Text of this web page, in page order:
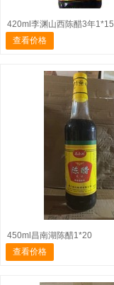
420ml李渊山西陈醋3年1*15
查看价格
450ml昌南湖陈醋1*20
查看价格